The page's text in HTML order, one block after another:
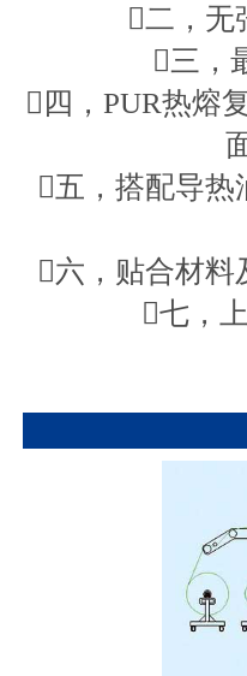
二，无
三，
四，PUR热熔
五，搭配导热
六，贴合材料
七，